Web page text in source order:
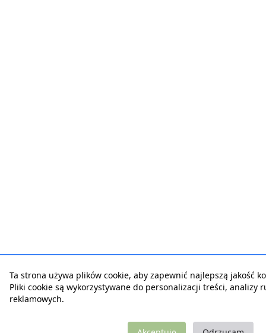
Ta strona używa plików cookie, aby zapewnić najlepszą jakość
Pliki cookie są wykorzystywane do personalizacji treści, analizy
reklamowych.